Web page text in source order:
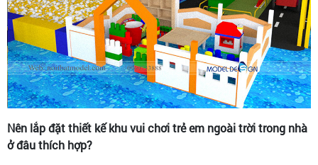
Nên lắp đặt thiết kế khu vui chơi trẻ em ngoài trời trong nhà
ở đâu thích hợp?